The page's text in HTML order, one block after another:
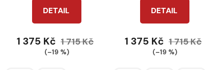
DETAIL
1 375 Kč 1 715 Kč
(–19 %)
DETAIL
1 375 Kč 1 715 Kč
(–19 %)